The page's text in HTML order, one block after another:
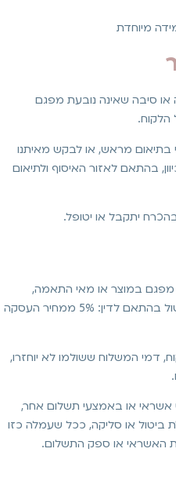
מיוחדת
סיבה שאינה נובעת מפגם
הלקוח.
בתיאום מראש, או לבקש מאיתנו
של 50 ₪ לכל כיוון, בהתאם לאזור האיסוף ולתיאום
יתקבל או יטופל.
מפגם במוצר או מאי התאמה,
החברה תהיה רשאית לגבות דמי ביטול בהתאם לדין: 5% ממחיר העסקה
דמי המשלוח ששולמו לא יוחזרו,
או באמצעי תשלום אחר,
או סליקה, ככל שעמלה כזו
האשראי או ספק התשלום.